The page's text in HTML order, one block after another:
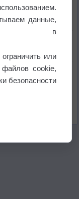
через тень
волны тепла
на ареал обитания
данные,
в
или
файлов cookie,
безопасности